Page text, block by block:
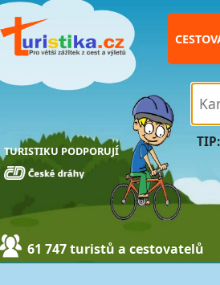
TURISTIKU PODPORUJÍ
TIP:
61 747 turistů a cestovatelů